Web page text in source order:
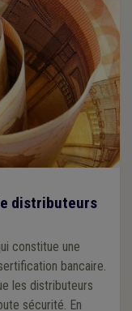
distributeurs
constitue une
bancaire.
les distributeurs
sécurité. En